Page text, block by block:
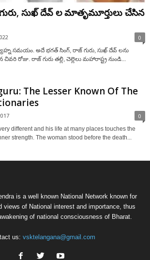
సుఖ్ దేవ్ ల మాతృమూర్తులు చేసిన
0
సమయం. అదే భగత్ సింగ్, రాజ్ గురు, సుఖ్ దేవ్ లను
రోజు. రాజ్ గురు తల్లి, చెల్లెలు మహారాష్ట్ర నుండి...
The Lesser Known Of The
0
different and his life at many places touches the
strength. The woman stood before the death...
is a well known National Network known for
views of National interest and importance, thus
of national consciousness of Bharat.
us: vsktelangana@gmail.com